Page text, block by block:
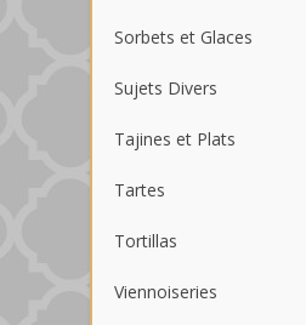
Sorbets et Glaces
Sujets Divers
Tajines et Plats
Tartes
Tortillas
Viennoiseries